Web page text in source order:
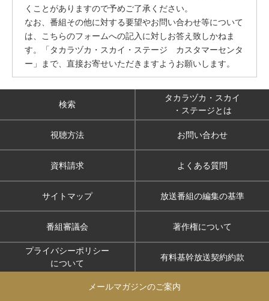
くことがありますので予めご了承ください。
なお、番組その他に対する要望やお問い合わせ等について
は、こちらのフォームへの記入に対しお答え致しかねま
す。「タカラヅカ・スカイ・ステージ カスタマーセンタ
ー」まで、直接お寄せいただきますようお願いします。
検索
タカラヅカ・スカイ
・ステージとは
視聴方法 お問い合わせ
資料請求 よくある質問
サイトマップ 放送番組の編集の基準
番組審議会 著作権について
プライバシーポリシー
について
有料基幹放送契約約款
メールマガジンのご案内